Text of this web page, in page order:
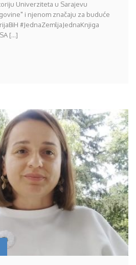
Univerziteta u Sarajevu
i njenom značaju za buduće
#JednaZemljaJednaKnjiga
[...]